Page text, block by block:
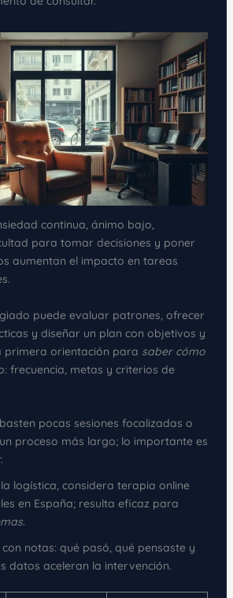
continua, ánimo bajo,
para tomar decisiones y poner
aumentan el impacto en tareas
puede evaluar patrones, ofrecer
y diseñar un plan con objetivos y
primera orientación para saber cómo
frecuencia, metas y criterios de
pocas sesiones focalizadas o
proceso más largo; lo importante es
logística, considera terapia online
en España; resulta eficaz para
.
notas: qué pasó, qué pensaste y
datos aceleran la intervención.